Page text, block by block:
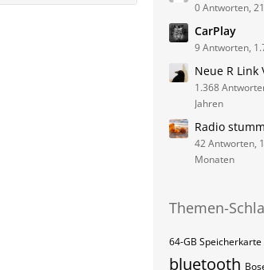
0 Antworten,
CarPlay
9 Antworten,
Neue R Link
1.368
Jahren
Radio stumm
42 Antworten,
Monaten
Themen-
64-GB Speicherkarte
bluetooth